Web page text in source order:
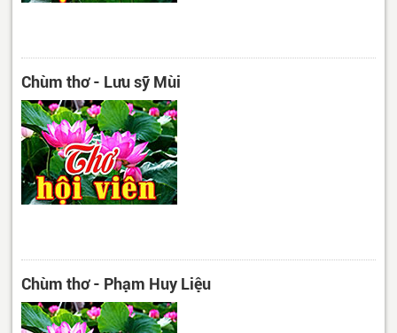
Chùm thơ - Lưu sỹ Mùi
Chùm thơ - Phạm Huy Liệu